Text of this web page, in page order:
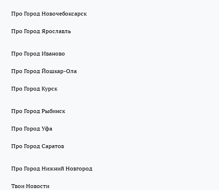
Про Город Новочебоксарск
Про Город Ярославль
Про Город Иваново
Про Город Йошкар-Ола
Про Город Курск
Про Город Рыбинск
Про Город Уфа
Про Город Саратов
Про Город Нижний Новгород
Твои Новости